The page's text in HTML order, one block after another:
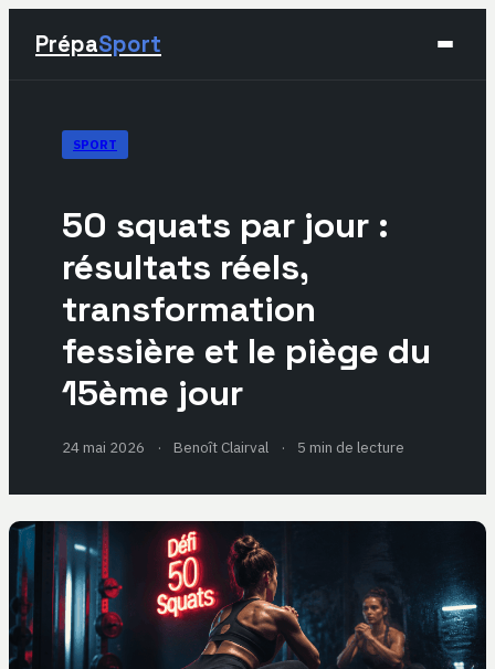
PrépaSport
Sport
Développement Personnel
Lifestyle
SPORT
50 squats par jour :
résultats réels,
transformation
fessière et le piège du
15ème jour
24 mai 2026 · Benoît Clairval · 5 min de lecture